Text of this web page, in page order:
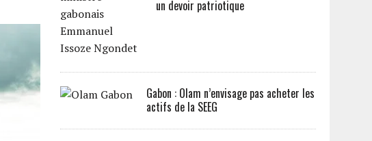
un devoir patriotique
Gabon : Olam n’envisage pas acheter les
actifs de la SEEG